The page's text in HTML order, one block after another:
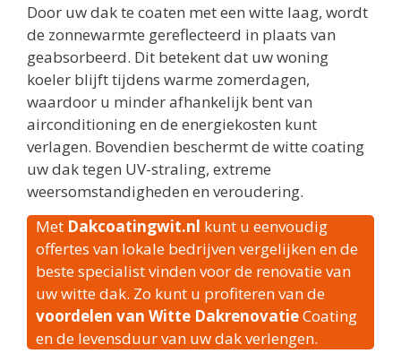
Door uw dak te coaten met een witte laag, wordt
de zonnewarmte gereflecteerd in plaats van
geabsorbeerd. Dit betekent dat uw woning
koeler blijft tijdens warme zomerdagen,
waardoor u minder afhankelijk bent van
airconditioning en de energiekosten kunt
verlagen. Bovendien beschermt de witte coating
uw dak tegen UV-straling, extreme
weersomstandigheden en veroudering.
Met Dakcoatingwit.nl kunt u eenvoudig
offertes van lokale bedrijven vergelijken en de
beste specialist vinden voor de renovatie van
uw witte dak. Zo kunt u profiteren van de
voordelen van Witte DakrenovatieCoating
en de levensduur van uw dak verlengen.